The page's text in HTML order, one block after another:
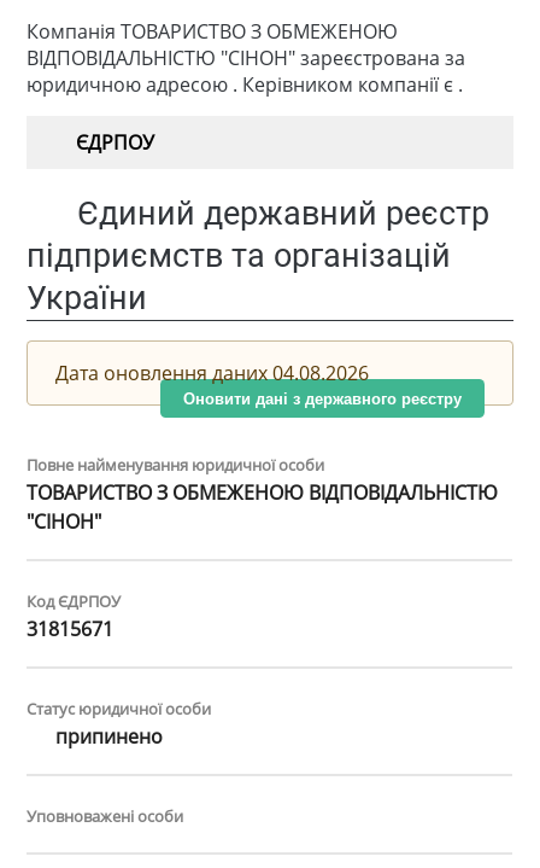
Компанія ТОВАРИСТВО З ОБМЕЖЕНОЮ
ВІДПОВІДАЛЬНІСТЮ "СІНОН" зареєстрована за
юридичною адресою . Керівником компанії є .
ЄДРПОУ
Єдиний державний реєстр
підприємств та організацій
України
Дата оновлення даних 04.08.2026
Оновити дані з державного реєстру
Повне найменування юридичної особи
ТОВАРИСТВО З ОБМЕЖЕНОЮ ВІДПОВІДАЛЬНІСТЮ
"СІНОН"
Код ЄДРПОУ
31815671
Статус юридичної особи
припинено
Уповноважені особи